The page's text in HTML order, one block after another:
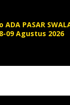
ADA PASAR
09 Agustus 2026